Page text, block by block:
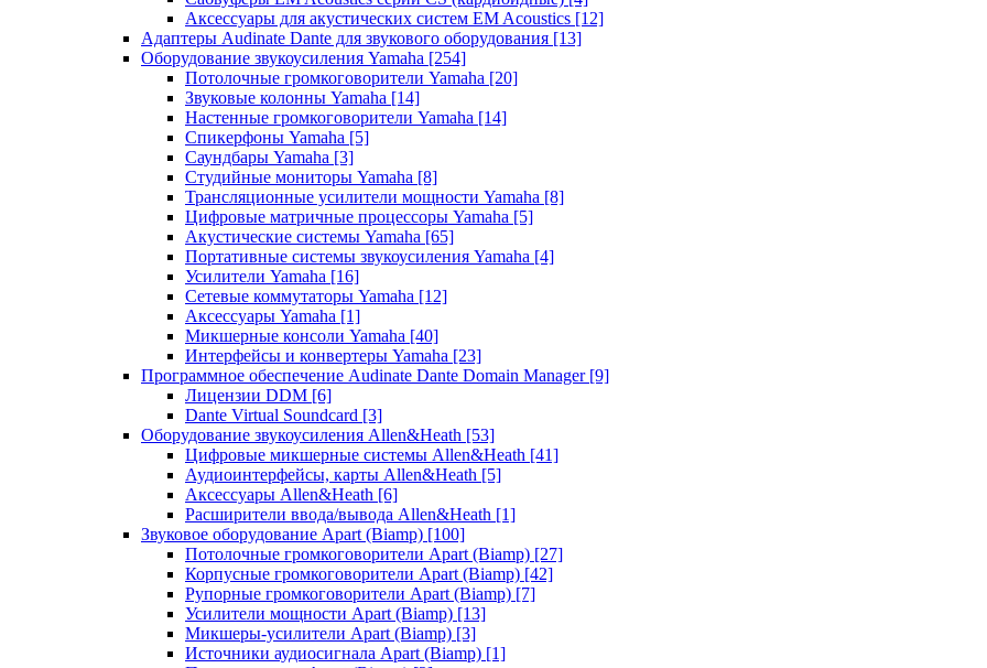
Аксессуары для акустических систем EM Acoustics [12]
Адаптеры Audinate Dante для звукового оборудования [13]
Оборудование звукоусиления Yamaha [254]
Потолочные громкоговорители Yamaha [20]
Звуковые колонны Yamaha [14]
Настенные громкоговорители Yamaha [14]
Спикерфоны Yamaha [5]
Саундбары Yamaha [3]
Студийные мониторы Yamaha [8]
Трансляционные усилители мощности Yamaha [8]
Цифровые матричные процессоры Yamaha [5]
Акустические системы Yamaha [65]
Портативные системы звукоусиления Yamaha [4]
Усилители Yamaha [16]
Сетевые коммутаторы Yamaha [12]
Аксессуары Yamaha [1]
Микшерные консоли Yamaha [40]
Интерфейсы и конвертеры Yamaha [23]
Программное обеспечение Audinate Dante Domain Manager [9]
Лицензии DDM [6]
Dante Virtual Soundcard [3]
Оборудование звукоусиления Allen&Heath [53]
Цифровые микшерные системы Allen&Heath [41]
Аудиоинтерфейсы, карты Allen&Heath [5]
Аксессуары Allen&Heath [6]
Расширители ввода/вывода Allen&Heath [1]
Звуковое оборудование Apart (Biamp) [100]
Потолочные громкоговорители Apart (Biamp) [27]
Корпусные громкоговорители Apart (Biamp) [42]
Рупорные громкоговорители Apart (Biamp) [7]
Усилители мощности Apart (Biamp) [13]
Микшеры-усилители Apart (Biamp) [3]
Источники аудиосигнала Apart (Biamp) [1]